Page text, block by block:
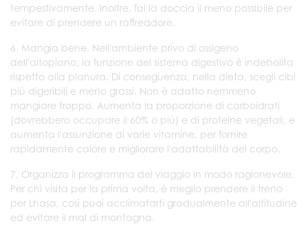
tempestivamente. Inoltre, fai la doccia il meno possibile per
evitare di prendere un raffreddore.
6. Mangia bene. Nell'ambiente privo di ossigeno
dell'altopiano, la funzione del sistema digestivo è indebolita
rispetto alla pianura. Di conseguenza, nella dieta, scegli cibi
più digeribili e meno grassi. Non è adatto nemmeno
mangiare troppo. Aumenta la proporzione di carboidrati
(dovrebbero occupare il 60% o più) e di proteine vegetali, e
aumenta l'assunzione di varie vitamine, per fornire
rapidamente calore e migliorare l'adattabilità del corpo.
7. Organizza il programma del viaggio in modo ragionevole.
Per chi visita per la prima volta, è meglio prendere il treno
per Lhasa, così puoi acclimatarti gradualmente all'altitudine
ed evitare il mal di montagna.